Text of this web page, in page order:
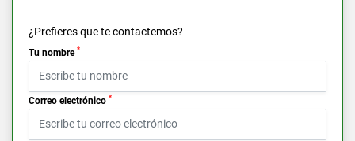
¿Prefieres que te contactemos?
Tu nombre *
Correo electrónico *